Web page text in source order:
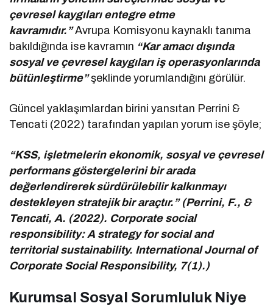
çevresel kaygıları entegre etme
kavramıdır.” Avrupa Komisyonu kaynaklı tanıma
bakıldığında ise kavramın “Kar amacı dışında
sosyal ve çevresel kaygıları iş operasyonlarında
bütünleştirme”şeklinde yorumlandığını görülür.
Güncel yaklaşımlardan birini yansıtan Perrini &
Tencati (2022) tarafından yapılan yorum ise şöyle;
“KSS, işletmelerin ekonomik, sosyal ve çevresel
performans göstergelerini bir arada
değerlendirerek sürdürülebilir kalkınmayı
destekleyen stratejik bir araçtır.” (Perrini, F., &
Tencati, A. (2022). Corporate social
responsibility: A strategy for social and
territorial sustainability. International Journal of
Corporate Social Responsibility, 7(1).)
Kurumsal Sosyal Sorumluluk Niye